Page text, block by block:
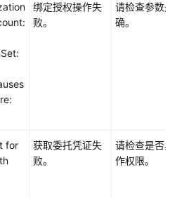
绑定授权操作失
败。
请检查参数是
确。
for
获取委托凭证失
败。
请检查是否具
作权限。